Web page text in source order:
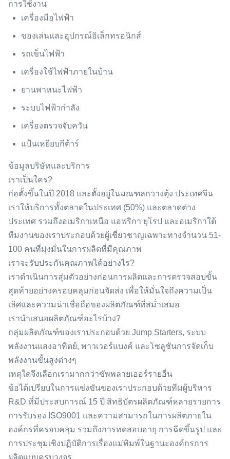
การใช้งาน
เครื่องมือไฟฟ้า
ของเล่นและอุปกรณ์อิเล็กทรอนิกส์
รถเข็นไฟฟ้า
เครื่องใช้ไฟฟ้าภายในบ้าน
ยานพาหนะไฟฟ้า
ระบบไฟฟ้ากำลัง
เครื่องตรวจจับควัน
แป้นเหยียบกีต้าร์
ข้อมูลบริษัทและบริการ
เราเป็นใคร?
ก่อตั้งขึ้นในปี 2018 และตั้งอยู่ในมณฑลกวางตุ้ง ประเทศจีน
เราให้บริการทั้งตลาดในประเทศ (50%) และตลาดต่าง
ประเทศ รวมถึงอเมริกาเหนือ แอฟริกา ยุโรป และอเมริกาใต้
ทีมงานของเราประกอบด้วยผู้เชี่ยวชาญเฉพาะทางจำนวน 51-
100 คนที่มุ่งมั่นในการผลิตที่มีคุณภาพ
เราจะรับประกันคุณภาพได้อย่างไร?
เราดำเนินการสุ่มตัวอย่างก่อนการผลิตและการตรวจสอบขั้น
สุดท้ายอย่างครอบคลุมก่อนจัดส่ง เพื่อให้มั่นใจถึงความเป็น
เลิศและความน่าเชื่อถือของผลิตภัณฑ์ที่สม่ำเสมอ
เรานำเสนอผลิตภัณฑ์อะไรบ้าง?
กลุ่มผลิตภัณฑ์ของเราประกอบด้วย Jump Starters, ระบบ
พลังงานแสงอาทิตย์, พาวเวอร์แบงค์ และโซลูชันการจัดเก็บ
พลังงานขั้นสูงต่างๆ
เหตุใดจึงเลือกเรามากกว่าซัพพลายเออร์รายอื่น
ข้อได้เปรียบในการแข่งขันของเราประกอบด้วยทีมผู้บริหาร
R&D ที่มีประสบการณ์ 15 ปี สิทธิบัตรผลิตภัณฑ์หลายรายการ
การรับรอง ISO9001 และความสามารถในการผลิตภายใน
องค์กรที่ครอบคลุม รวมถึงการทดสอบอายุ การฉีดขึ้นรูป และ
การประชุมเชิงปฏิบัติการเรื่องแม่พิมพ์ในฐานะองค์กรการ
ผลิตแบบครบวงจร